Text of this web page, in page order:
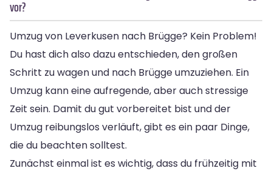
vor?
Umzug von Leverkusen nach Brügge? Kein Problem!
Du hast dich also dazu entschieden, den großen
Schritt zu wagen und nach Brügge umzuziehen. Ein
Umzug kann eine aufregende, aber auch stressige
Zeit sein. Damit du gut vorbereitet bist und der
Umzug reibungslos verläuft, gibt es ein paar Dinge,
die du beachten solltest.
Zunächst einmal ist es wichtig, dass du frühzeitig mit